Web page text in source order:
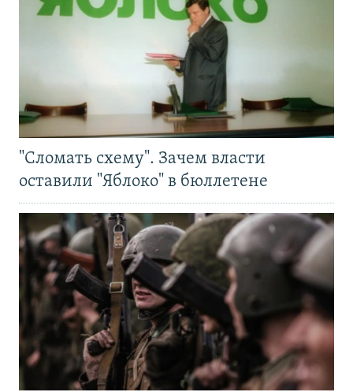
"Сломать схему". Зачем власти
оставили "Яблоко" в бюллетене